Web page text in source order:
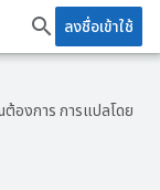
ลงชื่อเข้าใช้
ต้องการ การแปลโดย